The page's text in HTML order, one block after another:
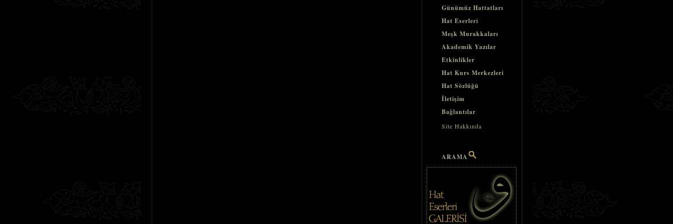
Günümüz Hattatları
Hat Eserleri
Meşk Murakkaları
Akademik Yazılar
Etkinlikler
Hat Kurs Merkezleri
Hat Sözlüğü
İletişim
Bağlantılar
Site Hakkında
ARAMA